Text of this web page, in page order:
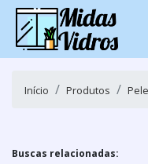
Início Produtos
Buscas relacionadas: